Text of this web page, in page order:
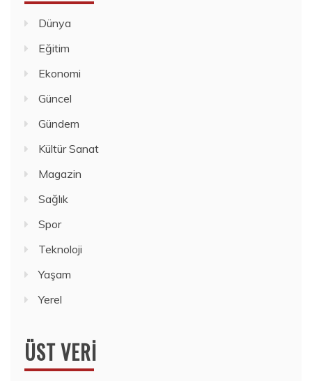
Dünya
Eğitim
Ekonomi
Güncel
Gündem
Kültür Sanat
Magazin
Sağlık
Spor
Teknoloji
Yaşam
Yerel
ÜST VERI